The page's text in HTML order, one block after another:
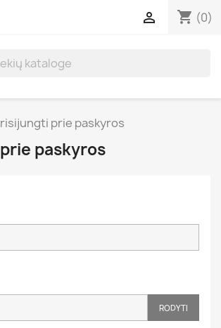
shopping_cart (0)

prie paskyros
paskyros
RODYTI